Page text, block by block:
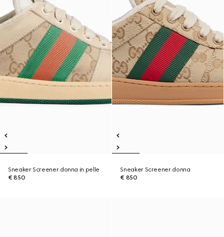
Sneaker Screener donna in pelle
€ 850
Sneaker Screener donna
€ 850